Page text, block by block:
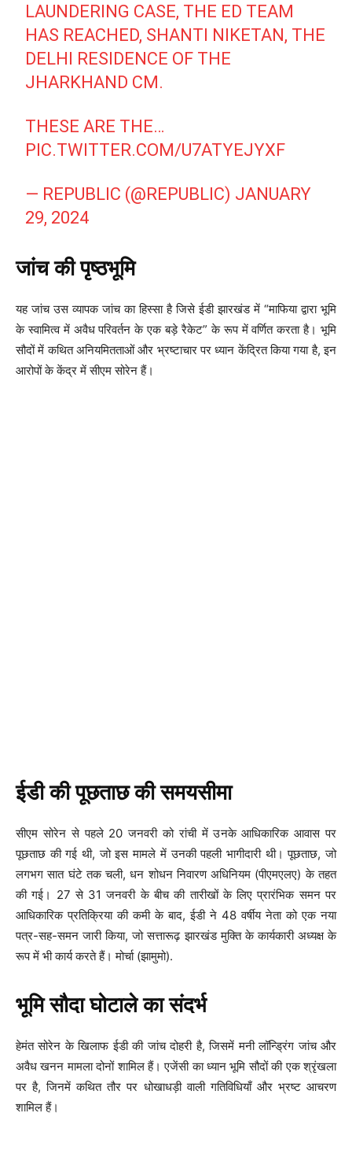
LAUNDERING CASE, THE ED TEAM
HAS REACHED, SHANTI NIKETAN, THE
DELHI RESIDENCE OF THE
JHARKHAND CM.
THESE ARE THE…
PIC.TWITTER.COM/U7ATYEJYXF
— REPUBLIC (@REPUBLIC) JANUARY
29, 2024
जांच की पृष्ठभूमि
यह जांच उस व्यापक जांच का हिस्सा है जिसे ईडी झारखंड में “माफिया द्वारा भूमि
के स्वामित्व में अवैध परिवर्तन के एक बड़े रैकेट” के रूप में वर्णित करता है। भूमि
सौदों में कथित अनियमितताओं और भ्रष्टाचार पर ध्यान केंद्रित किया गया है, इन
आरोपों के केंद्र में सीएम सोरेन हैं।
ईडी की पूछताछ की समयसीमा
सीएम सोरेन से पहले 20 जनवरी को रांची में उनके आधिकारिक आवास पर
पूछताछ की गई थी, जो इस मामले में उनकी पहली भागीदारी थी। पूछताछ, जो
लगभग सात घंटे तक चली, धन शोधन निवारण अधिनियम (पीएमएलए) के तहत
की गई। 27 से 31 जनवरी के बीच की तारीखों के लिए प्रारंभिक समन पर
आधिकारिक प्रतिक्रिया की कमी के बाद, ईडी ने 48 वर्षीय नेता को एक नया
पत्र-सह-समन जारी किया, जो सत्तारूढ़ झारखंड मुक्ति के कार्यकारी अध्यक्ष के
रूप में भी कार्य करते हैं। मोर्चा (झामुमो).
भूमि सौदा घोटाले का संदर्भ
हेमंत सोरेन के खिलाफ ईडी की जांच दोहरी है, जिसमें मनी लॉन्ड्रिंग जांच और
अवैध खनन मामला दोनों शामिल हैं। एजेंसी का ध्यान भूमि सौदों की एक श्रृंखला
पर है, जिनमें कथित तौर पर धोखाधड़ी वाली गतिविधियाँ और भ्रष्ट आचरण
शामिल हैं।